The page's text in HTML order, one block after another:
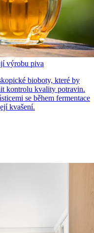
výrobu piva
bioboty, které by
kontrolu kvality potravin.
se během fermentace
kvašení.